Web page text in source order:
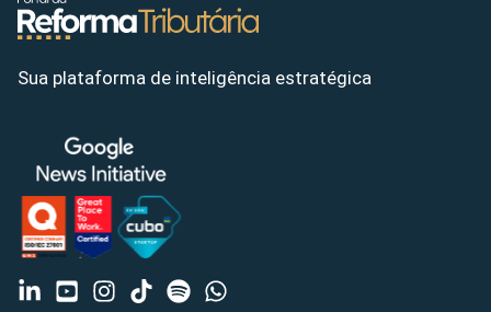
Sua plataforma de inteligência estratégica